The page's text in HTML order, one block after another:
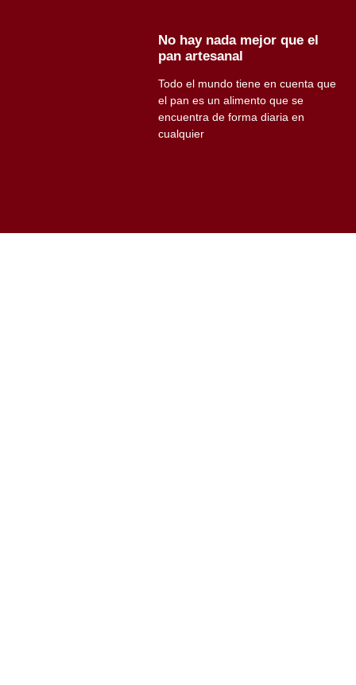
No hay nada mejor que el
pan artesanal
Todo el mundo tiene en cuenta que
el pan es un alimento que se
encuentra de forma diaria en
cualquier